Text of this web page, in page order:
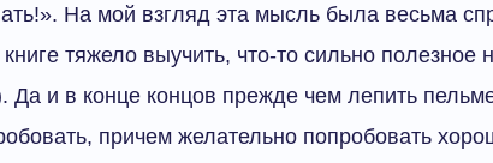
На мой взгляд эта мысль была весьма
тяжело выучить, что-то сильно полезное
Да и в конце концов прежде чем лепить
причем желательно попробовать